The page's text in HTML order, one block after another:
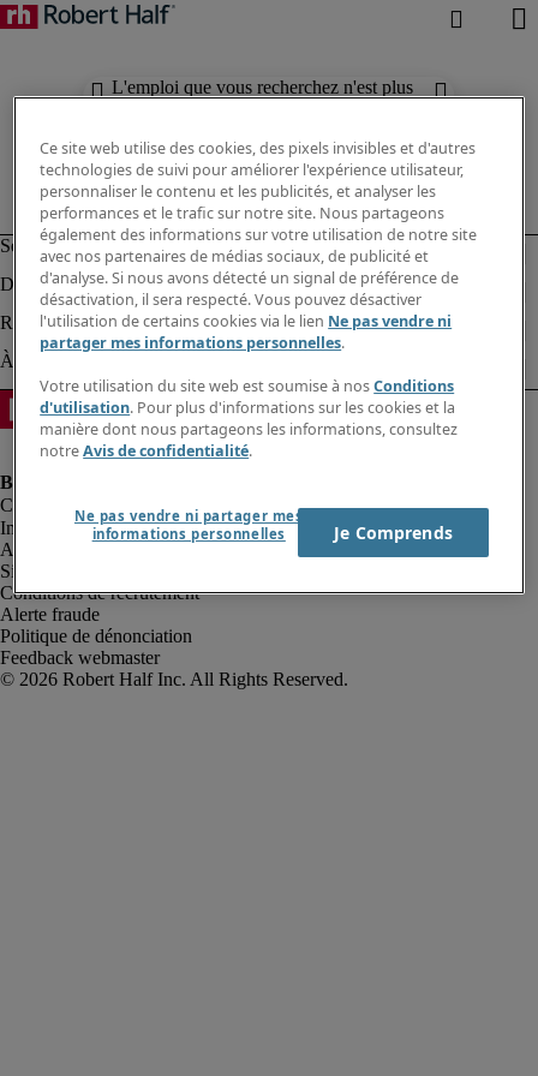
L'emploi que vous recherchez n'est plus
Informations sur la société
Avis de confidentialité
Site web et cookies
Conditions de recrutement
Alerte fraude
Politique de dénonciation
Feedback webmaster
Ce site web utilise des cookies, des pixels invisibles et d'autres
technologies de suivi pour améliorer l'expérience utilisateur,
personnaliser le contenu et les publicités, et analyser les
performances et le trafic sur notre site. Nous partageons
également des informations sur votre utilisation de notre site
avec nos partenaires de médias sociaux, de publicité et
d'analyse. Si nous avons détecté un signal de préférence de
désactivation, il sera respecté. Vous pouvez désactiver
l'utilisation de certains cookies via le lien Ne pas vendre ni
partager mes informations personnelles.
Votre utilisation du site web est soumise à nosConditions
d'utilisation. Pour plus d'informations sur les cookies et la
manière dont nous partageons les informations, consultez
notreAvis de confidentialité.
Ne pas vendre ni partager mes
informations personnelles
Je Comprends